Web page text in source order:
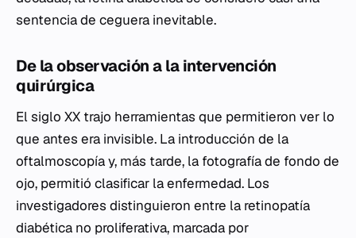
sentencia de ceguera inevitable.
De la observación a la intervención
quirúrgica
El siglo XX trajo herramientas que permitieron ver lo
que antes era invisible. La introducción de la
oftalmoscopía y, más tarde, la fotografía de fondo de
ojo, permitió clasificar la enfermedad. Los
investigadores distinguieron entre la retinopatía
diabética no proliferativa, marcada por